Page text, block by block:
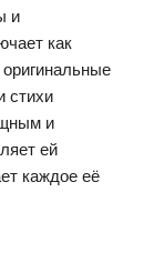
и
как
стихи
и
ей
каждое её